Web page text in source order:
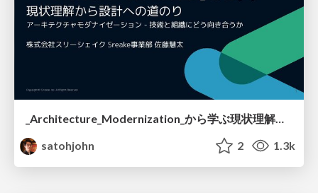
_Architecture_Modernization_から学ぶ現状理解から設計への道のり.pdf
satohjohn
2 1.3k